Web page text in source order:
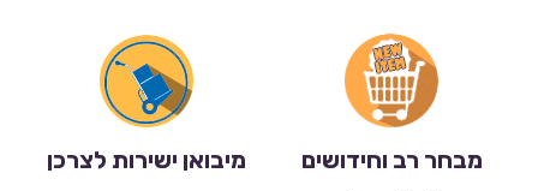
מבחר רב וחידושים מיבואן ישירות לצרכן